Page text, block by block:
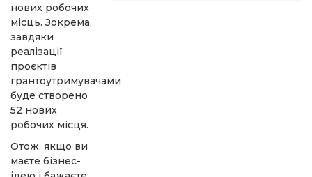
нових робочих
місць. Зокрема,
завдяки
реалізації
проєктів
грантоутримувачами
буде створено
52 нових
робочих місця.
Отож, якщо ви
маєте бізнес-